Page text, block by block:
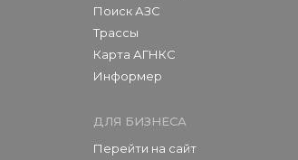
Поиск АЗС
Трассы
Карта АГНКС
Информер
ДЛЯ БИЗНЕСА
Перейти на сайт